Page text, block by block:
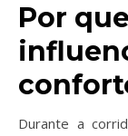
Por
Durante a